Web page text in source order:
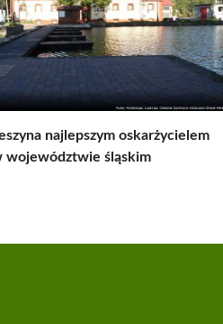
najlepszym oskarżycielem
województwie śląskim